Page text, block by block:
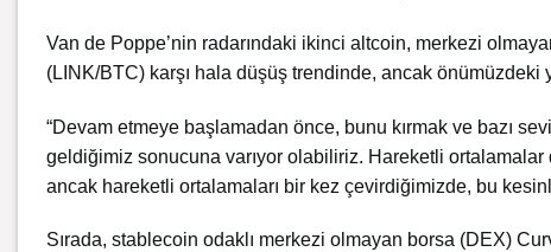
Van de Poppe’nin radarındaki ikinci altcoin, merkezi
(LINK/BTC) karşı hala düşüş trendinde, ancak önümüzdeki
“Devam etmeye başlamadan önce, bunu kırmak ve bazı
geldiğimiz sonucuna varıyor olabiliriz. Hareketli
ancak hareketli ortalamaları bir kez çevirdiğimizde, bu
Sırada, stablecoin odaklı merkezi olmayan borsa (DEX)